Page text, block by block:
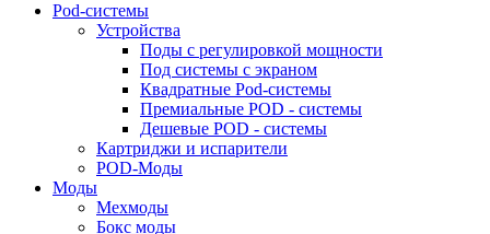
Pod-системы
Устройства
Поды с регулировкой мощности
Под системы с экраном
Квадратные Pod-системы
Премиальные POD - системы
Дешевые POD - системы
Картриджи и испарители
POD-Моды
Моды
Мехмоды
Бокс моды